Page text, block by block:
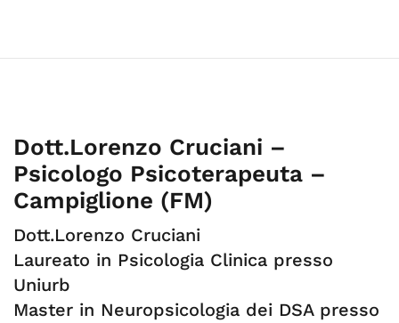
Dott.Lorenzo Cruciani –
Psicologo Psicoterapeuta –
Campiglione (FM)
Dott.Lorenzo Cruciani
Laureato in Psicologia Clinica presso
Uniurb
Master in Neuropsicologia dei DSA presso